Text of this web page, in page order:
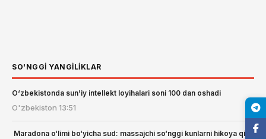
SO'NGGI YANGILIKLAR
O‘zbekistonda sun’iy intellekt loyihalari soni 100 dan oshadi
O'zbekiston 13:51
️️ Maradona o‘limi bo‘yicha sud: massajchi so‘nggi kunlarni hikoya qildi